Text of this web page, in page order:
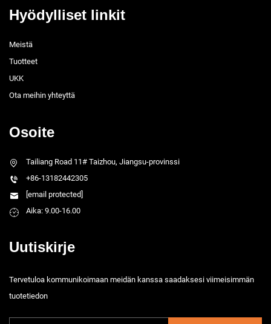
Hyödylliset linkit
Meistä
Tuotteet
UKK
Ota meihin yhteyttä
Osoite
Tailiang Road 11# Taizhou, Jiangsu-provinssi
+86-13182442305
[email protected]
Aika: 9.00-16.00
Uutiskirje
Tervetuloa kommunikoimaan meidän kanssa saadaksesi viimeisimmän
tuotetiedon